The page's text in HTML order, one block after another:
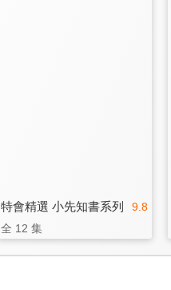
9.8
特會精選 小先知書系列
全 12 集